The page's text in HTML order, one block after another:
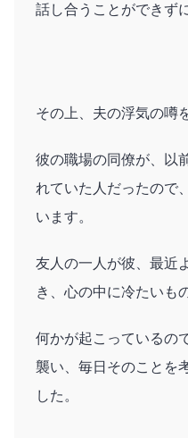
話し合うことができず
その上、夫の浮気の噂
彼の職場の同僚が、以
れていた人だったので
います。
友人の一人が彼、最近
き、心の中に冷たいも
何かが起こっているの
襲い、毎日そのことを
した。